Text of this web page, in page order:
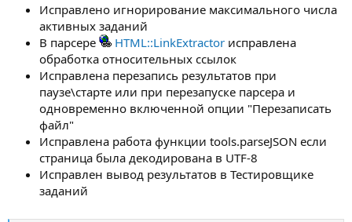
Исправлено игнорирование максимального числа
активных заданий
В парсере
HTML::LinkExtractor исправлена
обработка относительных ссылок
Исправлена перезапись результатов при
паузе\старте или при перезапуске парсера и
одновременно включенной опции "Перезаписать
файл"
Исправлена работа функции tools.parseJSON если
страница была декодирована в UTF-8
Исправлен вывод результатов в Тестировщике
заданий